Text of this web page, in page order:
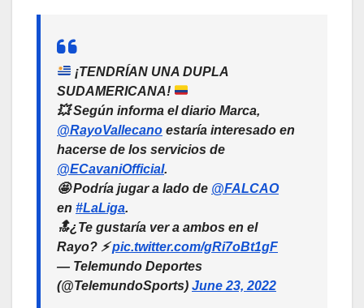
¡TENDRÍAN UNA DUPLA
SUDAMERICANA!
💥 Según informa el diario Marca,
@RayoVallecano estaría interesado en
hacerse de los servicios de
@ECavaniOfficial.
🤩 Podría jugar a lado de @FALCAO
en #LaLiga.
🔝¿Te gustaría ver a ambos en el
Rayo? ⚡pic.twitter.com/gRi7oBt1gF
— Telemundo Deportes
(@TelemundoSports) June 23, 2022